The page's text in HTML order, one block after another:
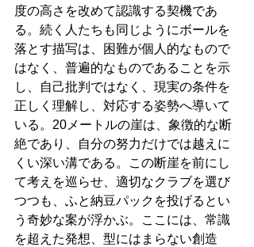
度の高さを改めて認識する契機であ
る。続く人たちも同じようにボールを
落とす描写は、困難が個人的なもので
はなく、普遍的なものであることを示
し、自己批判ではなく、現実の条件を
正しく理解し、対応する姿勢へ導いて
いる。20メートルの崖は、象徴的な断
絶であり、自分の努力だけでは越えに
くい深い溝である。この断崖を前にし
て考えを巡らせ、適切なクラブを選び
つつも、ふと納豆パックを投げるとい
う奇妙な案が浮かぶ。ここには、常識
を超えた発想、型にはまらない創造